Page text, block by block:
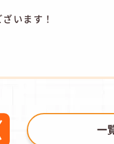
います！
一